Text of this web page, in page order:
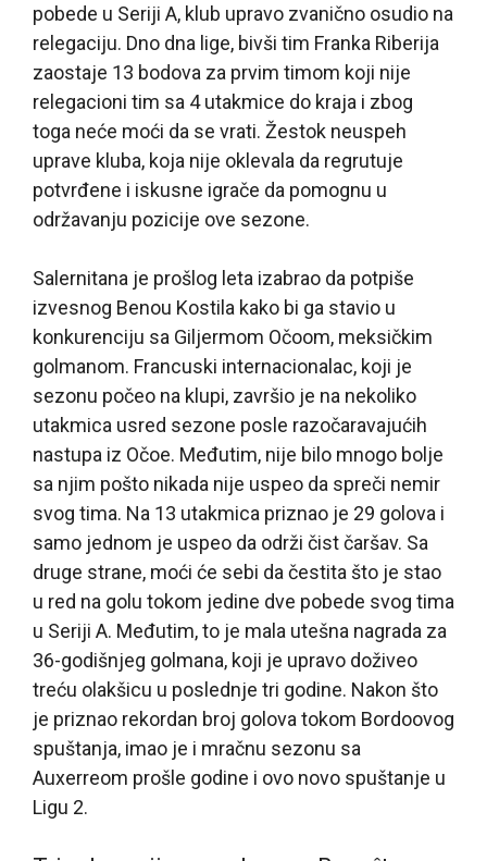
pobede u Seriji A, klub upravo zvanično osudio na
relegaciju. Dno dna lige, bivši tim Franka Riberija
zaostaje 13 bodova za prvim timom koji nije
relegacioni tim sa 4 utakmice do kraja i zbog
toga neće moći da se vrati. Žestok neuspeh
uprave kluba, koja nije oklevala da regrutuje
potvrđene i iskusne igrače da pomognu u
održavanju pozicije ove sezone.
Salernitana je prošlog leta izabrao da potpiše
izvesnog Benou Kostila kako bi ga stavio u
konkurenciju sa Giljermom Očoom, meksičkim
golmanom. Francuski internacionalac, koji je
sezonu počeo na klupi, završio je na nekoliko
utakmica usred sezone posle razočaravajućih
nastupa iz Očoe. Međutim, nije bilo mnogo bolje
sa njim pošto nikada nije uspeo da spreči nemir
svog tima. Na 13 utakmica priznao je 29 golova i
samo jednom je uspeo da održi čist čaršav. Sa
druge strane, moći će sebi da čestita što je stao
u red na golu tokom jedine dve pobede svog tima
u Seriji A. Međutim, to je mala utešna nagrada za
36-godišnjeg golmana, koji je upravo doživeo
treću olakšicu u poslednje tri godine. Nakon što
je priznao rekordan broj golova tokom Bordoovog
spuštanja, imao je i mračnu sezonu sa
Auxerreom prošle godine i ovo novo spuštanje u
Ligu 2.